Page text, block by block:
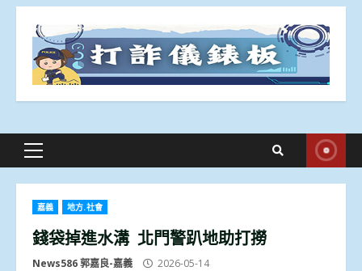
Primary
嘉義 地方.社會
錢袋掉進水溝 北門警趴地助打撈
News586 郭嘉良-嘉義 2026-05-14